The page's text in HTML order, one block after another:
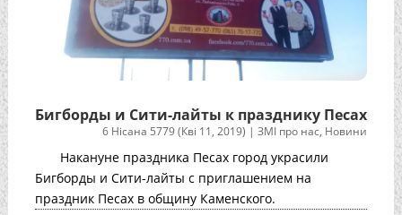
Бигборды и Сити-лайты к празднику Песах
6 Нісана 5779 (Кві 11, 2019) |ЗМІ про нас, Новини
Накануне праздника Песах город украсили
Бигборды и Сити-лайты с приглашением на
праздник Песах в общину Каменского.